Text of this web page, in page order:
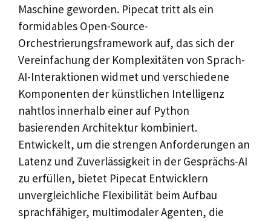
Maschine geworden. Pipecat tritt als ein
formidables Open-Source-
Orchestrierungsframework auf, das sich der
Vereinfachung der Komplexitäten von Sprach-
AI-Interaktionen widmet und verschiedene
Komponenten der künstlichen Intelligenz
nahtlos innerhalb einer auf Python
basierenden Architektur kombiniert.
Entwickelt, um die strengen Anforderungen an
Latenz und Zuverlässigkeit in der Gesprächs-AI
zu erfüllen, bietet Pipecat Entwicklern
unvergleichliche Flexibilität beim Aufbau
sprachfähiger, multimodaler Agenten, die